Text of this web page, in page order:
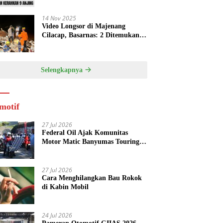
14 Nov 2025
Video Longsor di Majenang
Cilacap, Basarnas: 2 Ditemukan
Selengkapnya
27 Jul 2026
Federal Oil Ajak Komunitas
Motor Matic Banyumas Touring
27 Jul 2026
Cara Menghilangkan Bau Rokok
di Kabin Mobil
24 Jul 2026